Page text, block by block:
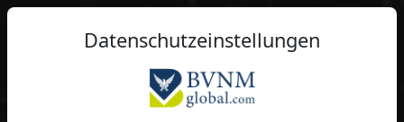
DE
Datenschutzeinstellungen